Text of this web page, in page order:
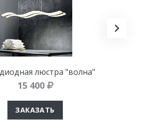
люстра "волна"
15 400
ЗАКАЗАТЬ